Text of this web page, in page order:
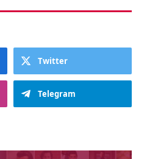
Twitter
Telegram